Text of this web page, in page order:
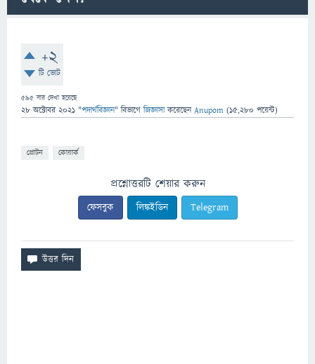
+2
টি ভোট
595 বার দেখা হয়েছে
28 অক্টোবর 2021 "পদার্থবিজ্ঞান" বিভাগে জিজ্ঞাসাকরেছেনAnupom (15,280 পয়েন্ট)
প্রোটন কোয়ার্ক
প্রশ্নোত্তরটি শেয়ার করুন
ফেসবুক লিঙ্কইডিন Telegram